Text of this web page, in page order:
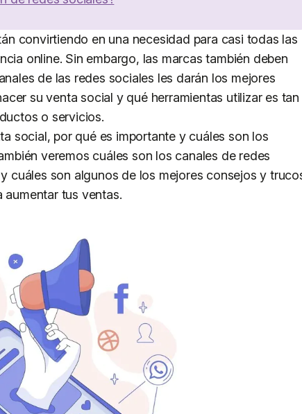
convirtiendo en una necesidad para casi todas las
online. Sin embargo, las marcas también deben
de las redes sociales les darán los mejores
su venta social y qué herramientas utilizar es tan
o servicios.
social, por qué es importante y cuáles son los
veremos cuáles son los canales de redes
cuáles son algunos de los mejores consejos y
tus ventas.